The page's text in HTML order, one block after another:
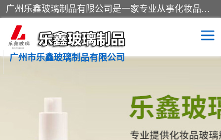
广州乐鑫玻璃制品有限公司是一家专业从事化妆品瓶子、化妆品玻璃瓶子、膏霜瓶、化妆品玻璃瓶等产品的集开发研制、生产、销售于一体的实业型玻璃制品生产企业。产品从设计、开模、试样、生产、蒙砂、抛光、喷涂、高低温单色及多色印刷，烫金（银）到交货实现一条龙服务。
广州市乐鑫玻璃制品有限公司
化妆品包装瓶 香水包装瓶
化妆品玻璃瓶